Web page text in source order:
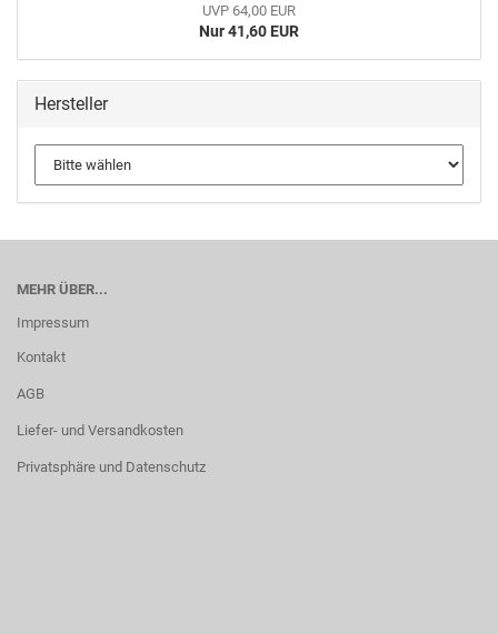
UVP 64,00 EUR
Nur 41,60 EUR
Hersteller
MEHR ÜBER...
Impressum
Kontakt
AGB
Liefer- und Versandkosten
Privatsphäre und Datenschutz